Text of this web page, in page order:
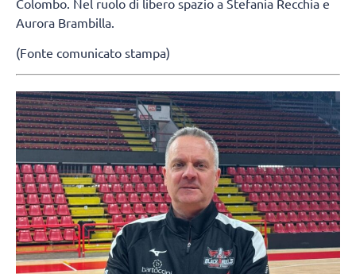
Aurora Brambilla.
(Fonte comunicato stampa)